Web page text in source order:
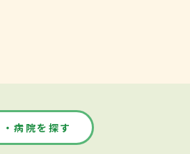
病院を探す